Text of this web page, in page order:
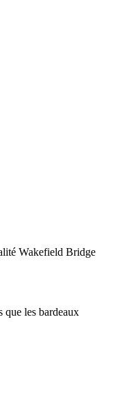
Wakefield Bridge
que les bardeaux